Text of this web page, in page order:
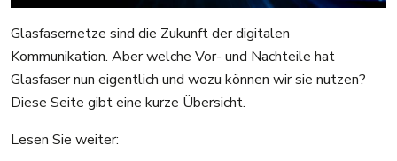
Glasfasernetze sind die Zukunft der digitalen
Kommunikation. Aber welche Vor- und Nachteile hat
Glasfaser nun eigentlich und wozu können wir sie nutzen?
Diese Seite gibt eine kurze Übersicht.
Lesen Sie weiter: